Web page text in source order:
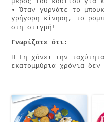
• Όταν γυρνάτε το
γρήγορη κίνηση, το
στη στιγμή!
Γνωρίζατε ότι:
Η Γη χάνει την
εκατομμύρια χρόνια